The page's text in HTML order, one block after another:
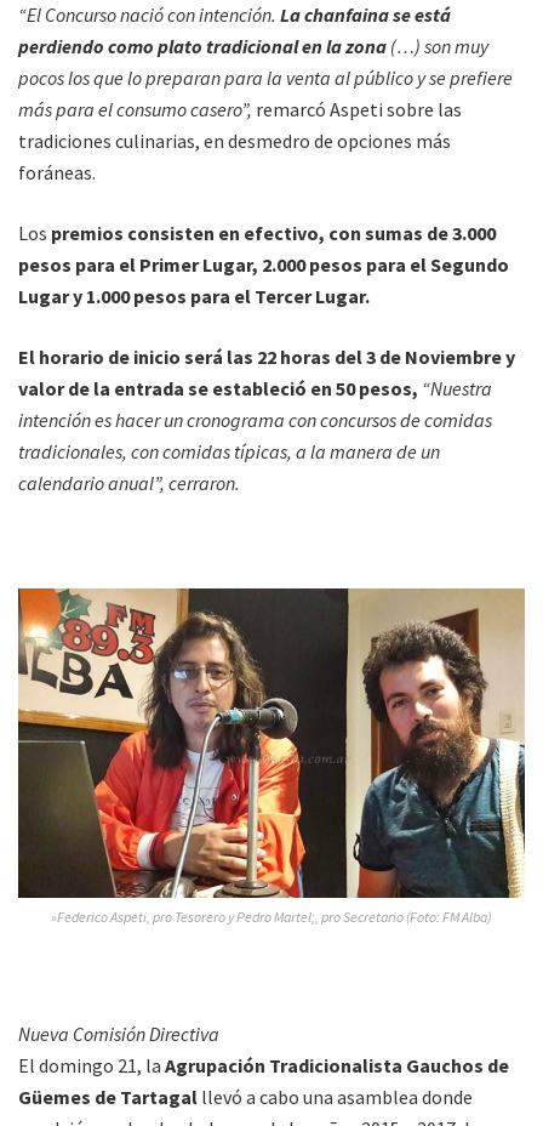
“El Concurso nació con intención. La chanfaina se está
perdiendo como plato tradicional en la zona (…) son muy
pocos los que lo preparan para la venta al público y se prefiere
más para el consumo casero”, remarcó Aspeti sobre las
tradiciones culinarias, en desmedro de opciones más
foráneas.
Los premios consisten en efectivo, con sumas de 3.000
pesos para el Primer Lugar, 2.000 pesos para el Segundo
Lugar y 1.000 pesos para el Tercer Lugar.
El horario de inicio será las 22 horas del 3 de Noviembre y
valor de la entrada se estableció en 50 pesos, “Nuestra
intención es hacer un cronograma con concursos de comidas
tradicionales, con comidas típicas, a la manera de un
calendario anual”, cerraron.
»Federico Aspeti, pro Tesorero y Pedro Martel;, pro Secretario (Foto: FM Alba)
Nueva Comisión Directiva
El domingo 21, la Agrupación Tradicionalista Gauchos de
Güemes de Tartagal llevó a cabo una asamblea donde